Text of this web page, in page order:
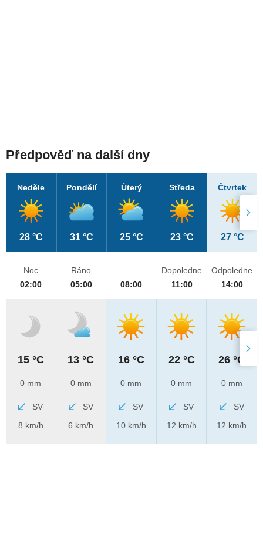
Předpověď na další dny
Neděle
28 °C
Pondělí
31 °C
Úterý
25 °C
Středa
23 °C
Čtvrtek
27 °C
Noc
02:00
15 °C
0 mm
SV
8 km/h
Ráno
05:00
13 °C
0 mm
SV
6 km/h
08:00
16 °C
0 mm
SV
10 km/h
Dopoledne
11:00
22 °C
0 mm
SV
12 km/h
Odpoledne
14:00
26 °C
0 mm
SV
12 km/h